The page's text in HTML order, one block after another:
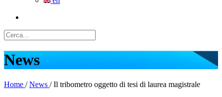
News
Home / News / Il tribometro oggetto di tesi di laurea magistrale